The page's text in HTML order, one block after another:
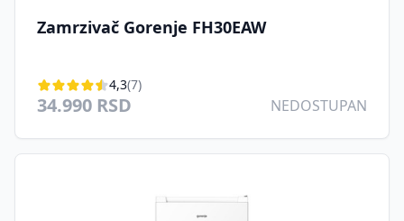
Zamrzivač Gorenje FH30EAW
4,3(7)
34.990 RSD NEDOSTUPAN